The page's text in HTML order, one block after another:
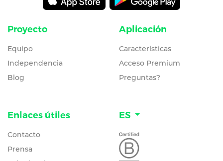
Proyecto
Equipo
Independencia
Blog
Aplicación
Características
Acceso Premium
Preguntas?
Enlaces útiles
Contacto
Prensa
ES